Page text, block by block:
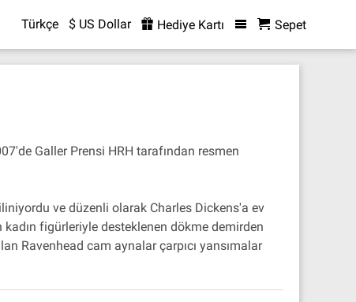
Türkçe $ US Dollar Hediye Kartı Sepet
Galler Prensi HRH tarafından resmen
ve düzenli olarak Charles Dickens'a ev
figürleriyle desteklenen dökme demirden
Ravenhead cam aynalar çarpıcı yansımalar